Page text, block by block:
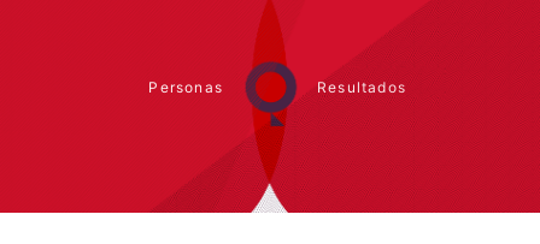
P erson as Resu ltados